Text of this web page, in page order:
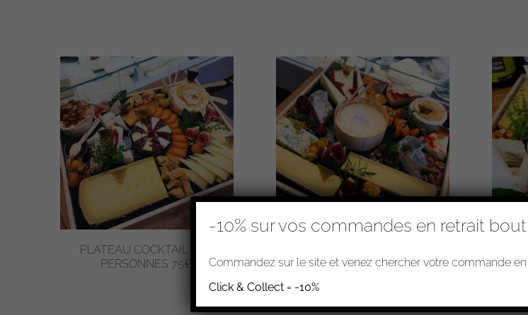
PLATEAU COCKTAIL 8-10
PERSONNES 75€
PERSONNES 85€
-10% sur vos commandes en retrait
Commandez sur le site et venez chercher votre commande
Click & Collect = -10%